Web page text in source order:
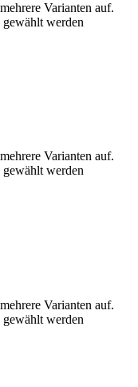
Varianten auf.
werden
Varianten auf.
werden
Varianten auf.
werden